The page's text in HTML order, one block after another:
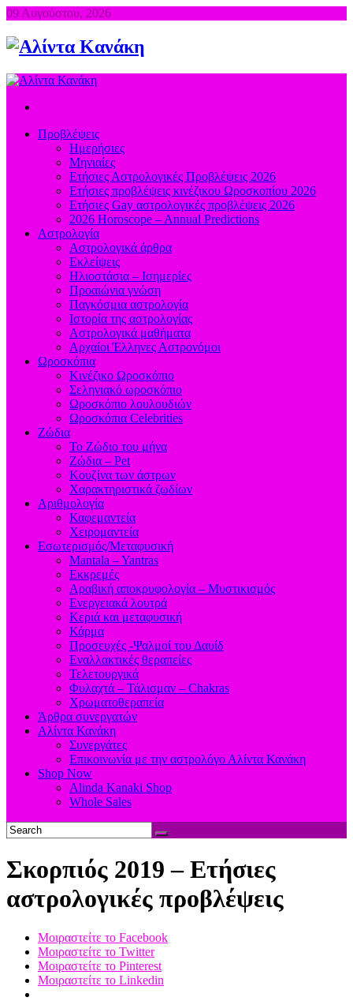
09 Αυγούστου, 2026
Προβλέψεις
Ημερήσιες
Μηνιαίες
Ετήσιες Αστρολογικές Προβλέψεις 2026
Ετήσιες προβλέψεις κινέζικου Ωροσκοπίου 2026
Ετήσιες Gay αστρολογικές προβλέψεις 2026
2026 Horoscope – Annual Predictions
Αστρολογία
Αστρολογικά άρθρα
Εκλείψεις
Ηλιοστάσια – Ισημερίες
Προαιώνια γνώση
Παγκόσμια αστρολογία
Ιστορία της αστρολογίας
Aστρολογικά μαθήματα
Aρχαίοι Έλληνες Αστρονόμοι
Ωροσκόπια
Κινέζικο Ωροσκόπιο
Σεληνιακό ωροσκόπιο
Ωροσκόπιο λουλουδιών
Ωροσκόπια Celebrities
Ζώδια
Το Ζώδιο του μήνα
Ζώδια – Pet
Κουζίνα των άστρων
Χαρακτηριστικά ζωδίων
Αριθμολογία
Καφεμαντεία
Χειρομαντεία
Εσωτερισμός/Μεταφυσική
Mantala – Yantras
Εκκρεμές
Αραβική αποκρυφολογία – Μυστικισμός
Ενεργειακά λουτρά
Κεριά και μεταφυσική
Κάρμα
Προσευχές -Ψαλμοί του Δαυίδ
Εναλλακτικές θεραπείες
Τελετουργικά
Φυλαχτά – Τάλισμαν – Chakras
Χρωματοθεραπεία
Άρθρα συνεργατών
Αλίντα Κανάκη
Συνεργάτες
Επικοινωνία με την αστρολόγο Αλίντα Κανάκη
Shop Now
Alinda Kanaki Shop
Whole Sales
Σκορπιός 2019 – Ετήσιες
αστρολογικές προβλέψεις
Μοιραστείτε το Facebook
Μοιραστείτε το Twitter
Μοιραστείτε το Pinterest
Μοιραστείτε το Linkedin